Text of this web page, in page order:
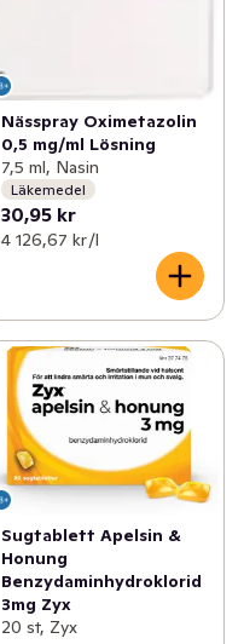
Nässpray Oximetazolin
0,5 mg/ml Lösning
7,5 ml, Nasin
Läkemedel
30,95 kr
4 126,67 kr /l
Sugtablett Apelsin &
Honung
Benzydaminhydroklorid
3mg Zyx
20 st, Zyx